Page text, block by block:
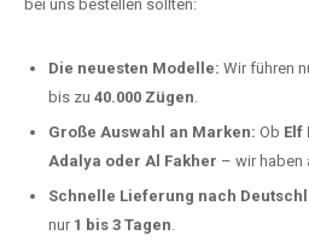
bei uns bestellen sollten:
Die neuesten Modelle: Wir führen
bis zu 40.000 Zügen.
Große Auswahl an Marken: Ob Elf
Adalya oder Al Fakher – wir haben
Schnelle Lieferung nach
nur 1 bis 3 Tagen.